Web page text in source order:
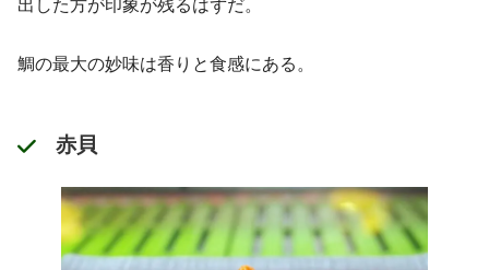
出した方が印象が残るはずだ。
鯛の最大の妙味は香りと食感にある。
赤貝